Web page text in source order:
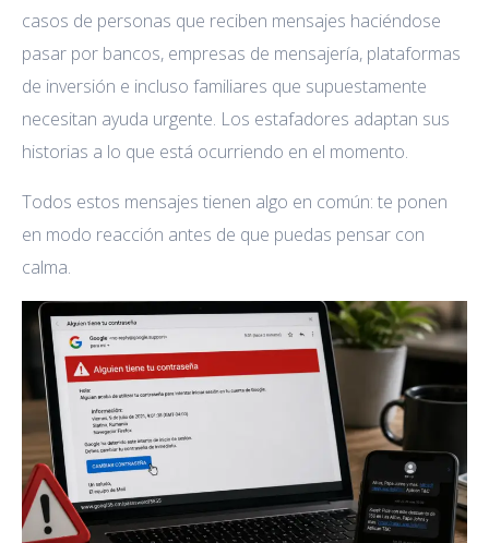
casos de personas que reciben mensajes haciéndose
pasar por bancos, empresas de mensajería, plataformas
de inversión e incluso familiares que supuestamente
necesitan ayuda urgente. Los estafadores adaptan sus
historias a lo que está ocurriendo en el momento.
Todos estos mensajes tienen algo en común: te ponen
en modo reacción antes de que puedas pensar con
calma.